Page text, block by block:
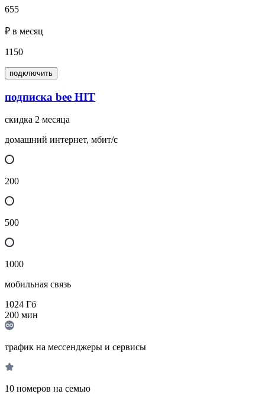
655
₽ в месяц
1150
подключить
подписка bee HIT
скидка 2 месяца
домашний интернет, мбит/с
200
500
1000
мобильная связь
1024 Гб
200 мин
трафик на мессенджеры и сервисы
10 номеров на семью